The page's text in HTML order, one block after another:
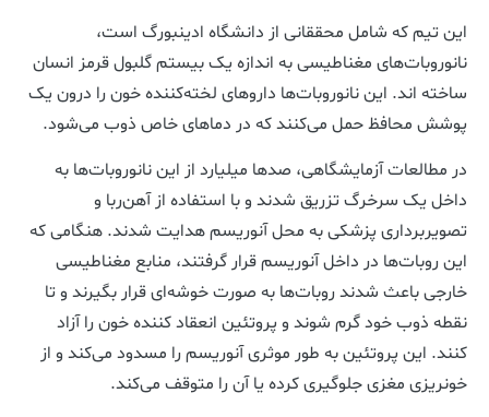
این تیم که شامل محققانی از دانشگاه ادینبورگ است،
نانوروبات‌های مغناطیسی به اندازه یک بیستم گلبول قرمز انسان
ساخته اند. این نانوروبات‌ها داروهای لخته‌کننده خون را درون یک
پوشش محافظ حمل می‌کنند که در دماهای خاص ذوب می‌شود.
در مطالعات آزمایشگاهی، صدها میلیارد از این نانوروبات‌ها به
داخل یک سرخرگ تزریق شدند و با استفاده از آهن‌ربا و
تصویربرداری پزشکی به محل آنوریسم هدایت شدند. هنگامی که
این روبات‌ها در داخل آنوریسم قرار گرفتند، منابع مغناطیسی
خارجی باعث شدند روبات‌ها به صورت خوشه‌ای قرار بگیرند و تا
نقطه ذوب خود گرم شوند و پروتئین انعقاد کننده خون را آزاد
کنند. این پروتئین به طور موثری آنوریسم را مسدود می‌کند و از
خونریزی مغزی جلوگیری کرده یا آن را متوقف می‌کند.